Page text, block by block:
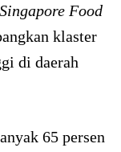
Food
klaster
di daerah
65 persen